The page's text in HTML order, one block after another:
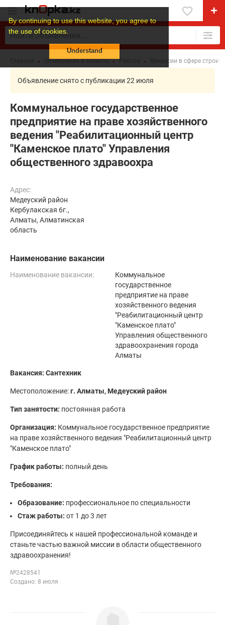
By continuing to use this website, you agree to
the use of cookies.
Understand
Объявления в Алматы Работа Вакансии в сфере
Объявление снято с публикации 22 июля
Коммунальное государственное
предприятие на праве хозяйственного
ведения "Реабилитационный центр
"Каменское плато" Управления
общественного здравоохра
Адрес:
Медеуский район
Кербулакская 6г.,
Алматы, Алматинская
область
Наименование вакансии
Наименование вакансии:
Коммунальное
государственное
предприятие на праве
хозяйственного ведения
"Реабилитационный центр
"Каменское плато"
Управления общественного
здравоохранения города
Алматы
Вакансия: Сантехник
Местоположение:г. Алматы, Медеуский район
Тип занятости: постоянная работа
Организация: Коммунальное государственное предприятие
на праве хозяйственного ведения "Реабилитационный центр
"Каменское плато"
График работы: полный день
Требования:
Образование: профессиональное по специальности
Стаж работы: от 1 до 3 лет
Присоединяйтесь к нашей профессиональной команде и
станьте частью важной миссии в области общественного
здравоохранения!
№2428541
Создано: 8 июля